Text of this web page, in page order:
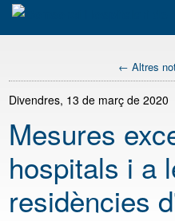
Navegació
principal
Docència
Recerca+i
El Consorci
← Altres
Divendres, 13 de març de 2020
Mesures
hospitals i a
residències